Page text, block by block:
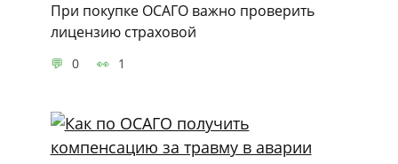
При покупке ОСАГО важно проверить
лицензию страховой
0 1